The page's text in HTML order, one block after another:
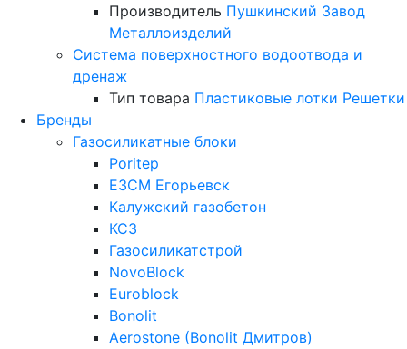
Производитель Пушкинский Завод
Металлоизделий
Система поверхностного водоотвода и
дренаж
Тип товара Пластиковые лотки Решетки
Бренды
Газосиликатные блоки
Poritep
ЕЗСМ Егорьевск
Калужский газобетон
КСЗ
Газосиликатстрой
NovoBlock
Euroblock
Bonolit
Aerostone (Bonolit Дмитров)